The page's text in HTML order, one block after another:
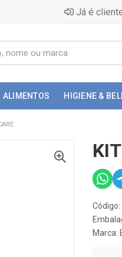
Já é
ALIMENTOS HIGIENE &
Marca: